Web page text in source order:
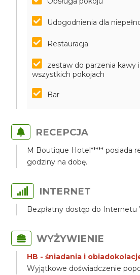
Udogodnienia dla
Restauracja
zestaw do parzenia kawy
wszystkich pokojach
Bar
RECEPCJA
M Boutique Hotel***** posiada
godziny na dobę.
INTERNET
Bezpłatny dostęp do Internetu
WYŻYWIENIE
HB - śniadania i
Wyjątkowe doświadczenie